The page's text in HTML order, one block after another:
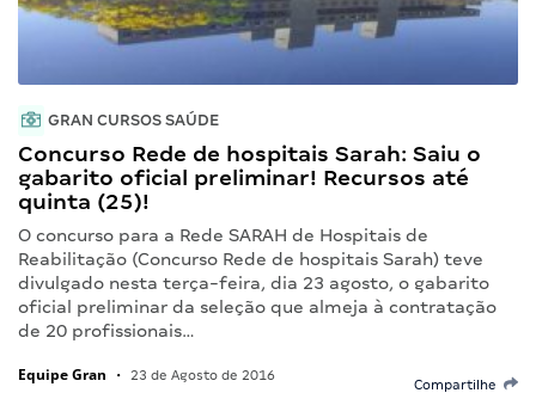
GRAN CURSOS SAÚDE
Concurso Rede de hospitais Sarah: Saiu o
gabarito oficial preliminar! Recursos até
quinta (25)!
O concurso para a Rede SARAH de Hospitais de
Reabilitação (Concurso Rede de hospitais Sarah) teve
divulgado nesta terça-feira, dia 23 agosto, o gabarito
oficial preliminar da seleção que almeja à contratação
de 20 profissionais…
Equipe Gran • 23 de Agosto de 2016
Compartilhe